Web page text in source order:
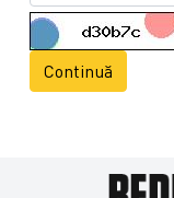
Continuă